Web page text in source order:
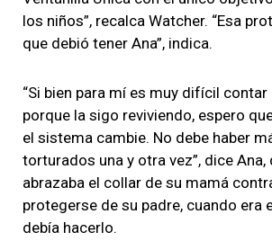
los niños”, recalca Watcher. “Esa
que debió tener Ana”, indica.
“Si bien para mí es muy difícil
porque la sigo reviviendo, espero
el sistema cambie. No debe haber
torturados una y otra vez”, dice Ana,
abrazaba el collar de su mamá
protegerse de su padre, cuando era
debía hacerlo.